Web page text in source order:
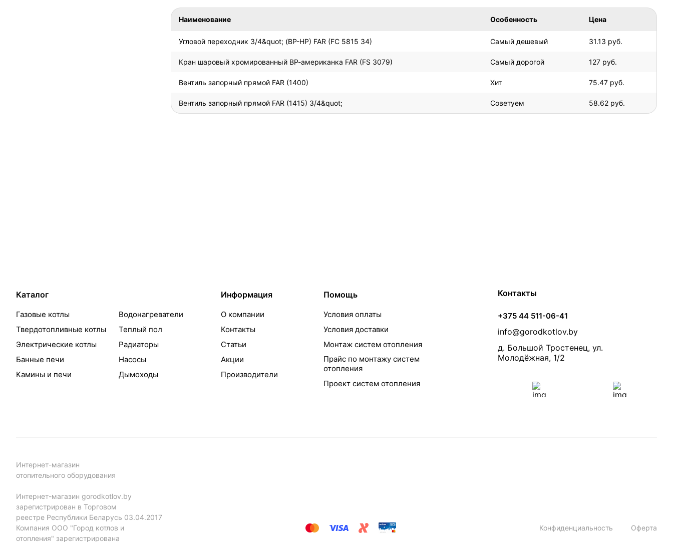
Наименование Особенность Цена
Угловой переходник 3/4&quot; (ВР-НР) FAR (FC 5815 34) Самый дешевый 31.13 руб.
Кран шаровый хромированный ВР-американка FAR (FS 3079) Самый дорогой 127 руб.
Вентиль запорный прямой FAR (1400) Хит 75.47 руб.
Вентиль запорный прямой FAR (1415) 3/4&quot; Советуем 58.62 руб.
Каталог
Газовые котлы
Твердотопливные котлы
Электрические котлы
Банные печи
Камины и печи
Водонагреватели
Теплый пол
Радиаторы
Насосы
Дымоходы
Информация
О компании
Контакты
Статьи
Акции
Производители
Помощь
Условия оплаты
Условия доставки
Монтаж систем отопления
Прайс по монтажу систем
отопления
Проект систем отопления
Контакты
+375 44 511-06-41
info@gorodkotlov.by
д. Большой Тростенец, ул.
Молодёжная, 1/2
Интернет-магазин
отопительного оборудования
Интернет-магазин gorodkotlov.by
зарегистрирован в Торговом
реестре Республики Беларусь 03.04.2017
Компания ООО "Город котлов и
отопления" зарегистрирована
Конфиденциальность Оферта